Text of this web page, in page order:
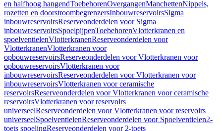
en halfhoog hangendToebehorenOvergangenManchettenNippels,
rozetten en doorstroombegrenzersInbouwreservoirsSigma
inbouwreservoirsReserveonderdelen voor Sigma
inbouwreservoirsSpoelpijpenToebehorenVlotterkranen en
spoelventielenVlotterkranenReserveonderdelen voor
VlotterkranenVlotterkranen voor
opbouwreservoirsReserveonderdelen voor Vlotterkranen voor
opbouwreservoirsVlotterkranen voor
inbouwreservoirsReserveonderdelen voor Vlotterkranen voor
inbouwreservoirsVlotterkranen voor ceramische
reservoirsReserveonderdelen voor Vlotterkranen voor ceramische
reservoirsVlotterkranen voor reservoirs
universeelReserveonderdelen voor Vlotterkranen voor reservoirs
universeelSpoelventielenReserveonderdelen voor Spoelventielen2-
toets spoelingReserveonderdelen voor 2-toets